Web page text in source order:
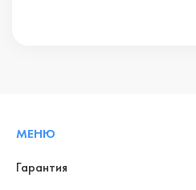
МЕНЮ
Гарантия